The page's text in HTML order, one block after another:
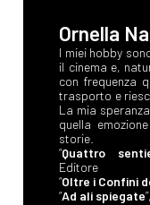
Ornella
I miei hobby
il cinema e,
con frequenza
trasporto e
La mia
quella
storie.
“Quattro
Editore
“Oltre i Confini
“Ad ali spiegate